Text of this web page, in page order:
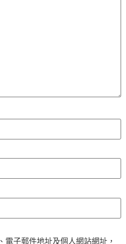
電子郵件地址及個人網站網址，